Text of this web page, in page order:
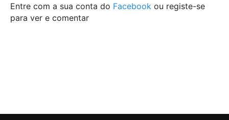
Entre com a sua conta do Facebook ou registe-se
para ver e comentar